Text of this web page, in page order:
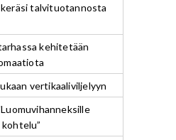
talvituotannosta
kehitetään
vertikaaliviljelyyn